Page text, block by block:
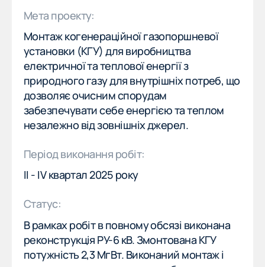
Мета проекту:
Монтаж когенераційної газопоршневої
установки (КГУ) для виробництва
електричної та теплової енергії з
природного газу для внутрішніх потреб, що
дозволяє очисним спорудам
забезпечувати себе енергією та теплом
незалежно від зовнішніх джерел.
Період виконання робіт:
ІІ - ІV квартал 2025 року
Статус:
В рамках робіт в повному обсязі виконана
реконструкція РУ-6 кВ. Змонтована КГУ
потужність 2,3 МгВт. Виконаний монтаж і
НАША МІСІЯ
ПОСЛУГИ
ПОСЛУГИ
НАШІ ОБʼЄКТИ
НАШІ ОБʼЄКТИ
ВАКАНСІЇ
ВАКАНСІЇ
НОВИНИ
Напрямки
Когенерація
Будівництво зовнішніх інженерних мереж